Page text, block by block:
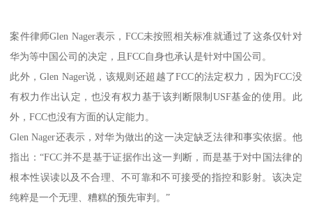
案件律师Glen Nager表示，FCC未按照相关标准就通过了这条仅针对
华为等中国公司的决定，且FCC自身也承认是针对中国公司。
此外，Glen Nager说，该规则还超越了FCC的法定权力，因为FCC没
有权力作出认定，也没有权力基于该判断限制USF基金的使用。此
外，FCC也没有方面的认定能力。
Glen Nager还表示，对华为做出的这一决定缺乏法律和事实依据。他
指出：“FCC并不是基于证据作出这一判断，而是基于对中国法律的
根本性误读以及不合理、不可靠和不可接受的指控和影射。该决定
纯粹是一个无理、糟糕的预先审判。”